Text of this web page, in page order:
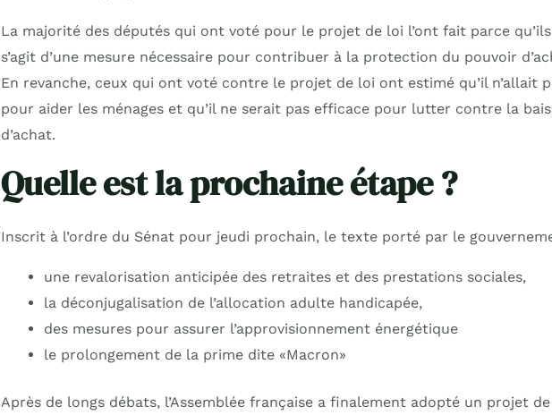
La majorité des députés qui ont voté pour le projet de loi l’ont fait parce
s’agit d’une mesure nécessaire pour contribuer à la protection du pouvoir
En revanche, ceux qui ont voté contre le projet de loi ont estimé qu’il n’allait
pour aider les ménages et qu’il ne serait pas efficace pour lutter contre la
d’achat.
Quelle est la prochaine étape ?
Inscrit à l’ordre du Sénat pour jeudi prochain, le texte porté par le
une revalorisation anticipée des retraites et des prestations sociales,
la déconjugalisation de l’allocation adulte handicapée,
des mesures pour assurer l’approvisionnement énergétique
le prolongement de la prime dite «Macron»
Après de longs débats, l’Assemblée française a finalement adopté un projet